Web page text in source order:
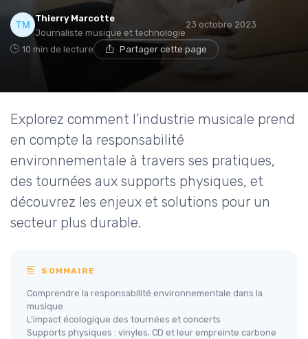
Thierry Marcotte
Journaliste musique et technologie
23 octobre 2023
10 min de lecture Partager cette page
Explorez comment l’industrie musicale prend
en compte la responsabilité
environnementale à travers ses pratiques,
des tournées aux supports physiques, et
découvrez les enjeux et solutions pour un
secteur plus durable.
SOMMAIRE
Comprendre la responsabilité environnementale dans la
musique
L’impact écologique des tournées et concerts
Supports physiques : vinyles, CD et leur empreinte carbone